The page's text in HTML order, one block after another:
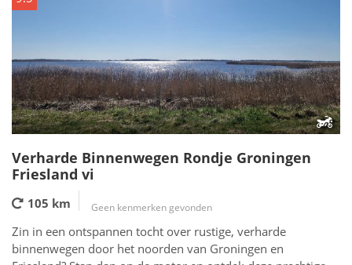
Verharde Binnenwegen Rondje Groningen
Friesland vi
105 km Geen kenmerken gevonden
Zin in een ontspannen tocht over rustige, verharde
binnenwegen door het noorden van Groningen en